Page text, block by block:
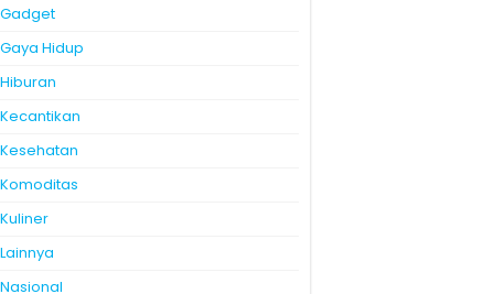
Gadget
Gaya Hidup
Hiburan
Kecantikan
Kesehatan
Komoditas
Kuliner
Lainnya
Nasional